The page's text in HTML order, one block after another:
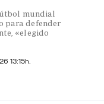
mundial
para defender
«elegido
13:15h.